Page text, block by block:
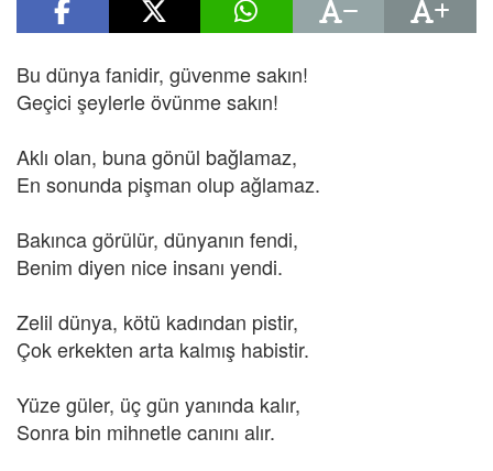
Bu dünya fanidir, güvenme sakın!
Geçici şeylerle övünme sakın!
Aklı olan, buna gönül bağlamaz,
En sonunda pişman olup ağlamaz.
Bakınca görülür, dünyanın fendi,
Benim diyen nice insanı yendi.
Zelil dünya, kötü kadından pistir,
Çok erkekten arta kalmış habistir.
Yüze güler, üç gün yanında kalır,
Sonra bin mihnetle canını alır.